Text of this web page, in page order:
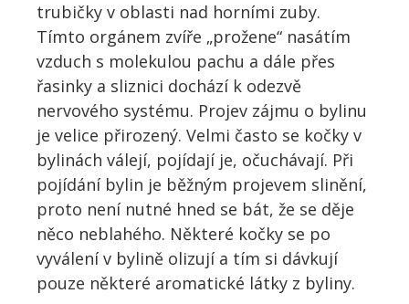
trubičky v oblasti nad horními zuby.
Tímto orgánem zvíře „prožene“ nasátím
vzduch s molekulou pachu a dále přes
řasinky a sliznici dochází k odezvě
nervového systému. Projev zájmu o bylinu
je velice přirozený. Velmi často se kočky v
bylinách válejí, pojídají je, očuchávají. Při
pojídání bylin je běžným projevem slinění,
proto není nutné hned se bát, že se děje
něco neblahého. Některé kočky se po
vyválení v bylině olizují a tím si dávkují
pouze některé aromatické látky z byliny.